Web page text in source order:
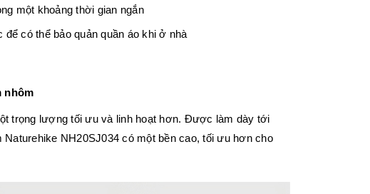
một khoảng thời gian ngắn
có thể bảo quản quần áo khi ở nhà
nhôm
trọng lượng tối ưu và linh hoạt hơn. Được làm dày tới
NH20SJ034 có một bền cao, tối ưu hơn cho